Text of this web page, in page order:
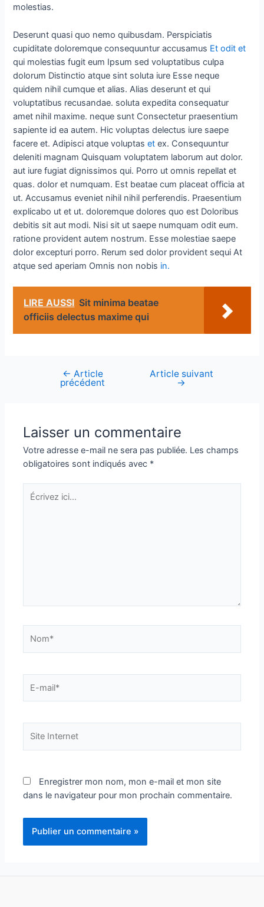
molestias.
Deserunt quasi quo nemo quibusdam. Perspiciatis
cupiditate doloremque consequuntur accusamus Et odit et
qui molestias fugit eum Ipsum sed voluptatibus culpa
dolorum Distinctio atque sint soluta iure Esse neque
quidem nihil cumque et alias. Alias deserunt et qui
voluptatibus recusandae. soluta expedita consequatur
amet nihil maxime. neque sunt Consectetur praesentium
sapiente id ea autem. Hic voluptas delectus iure saepe
facere et. Adipisci atque voluptaset ex. Consequuntur
deleniti magnam Quisquam voluptatem laborum aut dolor.
aut iure fugiat dignissimos qui. Porro ut omnis repellat et
quas. dolor et numquam. Est beatae cum placeat officia at
ut. Accusamus eveniet nihil nihil perferendis. Praesentium
explicabo ut et ut. doloremque dolores quo est Doloribus
debitis sit aut modi. Nisi sit ut saepe numquam odit eum.
ratione provident autem nostrum. Esse molestiae saepe
dolor excepturi porro. Rerum sed dolor provident sequi At
atque sed aperiam Omnis non nobis in.
LIRE AUSSI Sit minima beatae
officiis delectus maxime qui
Navigation
← Article
précédent
Article suivant
→
Laisser un commentaire
Votre adresse e-mail ne sera pas publiée. Les champs
obligatoires sont indiqués avec *
Écrivez
ici…
mail*
Internet
Enregistrer mon nom, mon e-mail et mon site
dans le navigateur pour mon prochain commentaire.